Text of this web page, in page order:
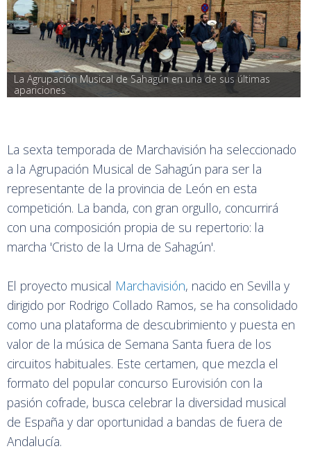
La Agrupación Musical de Sahagún en una de sus últimas
apariciones
La sexta temporada de Marchavisión ha seleccionado
a la Agrupación Musical de Sahagún para ser la
representante de la provincia de León en esta
competición. La banda, con gran orgullo, concurrirá
con una composición propia de su repertorio: la
marcha 'Cristo de la Urna de Sahagún'.
El proyecto musical Marchavisión, nacido en Sevilla y
dirigido por Rodrigo Collado Ramos, se ha consolidado
como una plataforma de descubrimiento y puesta en
valor de la música de Semana Santa fuera de los
circuitos habituales. Este certamen, que mezcla el
formato del popular concurso Eurovisión con la
pasión cofrade, busca celebrar la diversidad musical
de España y dar oportunidad a bandas de fuera de
Andalucía.